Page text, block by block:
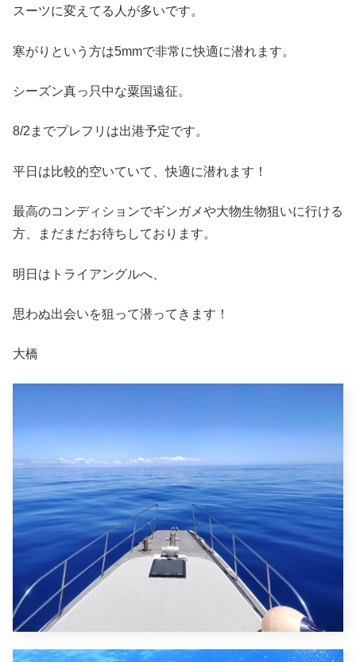
スーツに変えてる人が多いです。
寒がりという方は5mmで非常に快適に潜れます。
シーズン真っ只中な粟国遠征。
8/2までプレフリは出港予定です。
平日は比較的空いていて、快適に潜れます！
最高のコンディションでギンガメや大物生物狙いに行ける
方、まだまだお待ちしております。
明日はトライアングルへ、
思わぬ出会いを狙って潜ってきます！
大橋